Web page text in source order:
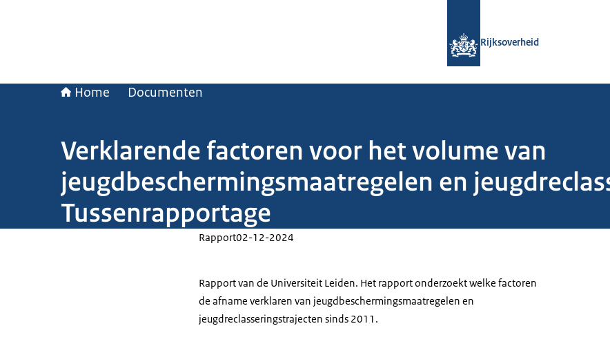
Rijksoverheid
Home Documenten
Verklarende factoren voor het volume van
jeugdbeschermingsmaatregelen en
Tussenrapportage
Rapport02-12-2024
Rapport van de Universiteit Leiden. Het rapport onderzoekt welke factoren
de afname verklaren van jeugdbeschermingsmaatregelen en
jeugdreclasseringstrajecten sinds 2011.